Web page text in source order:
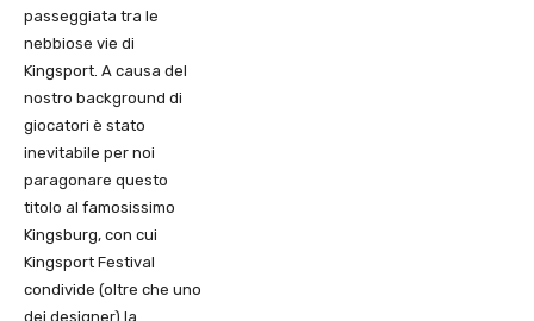
passeggiata tra le
nebbiose vie di
Kingsport. A causa del
nostro background di
giocatori è stato
inevitabile per noi
paragonare questo
titolo al famosissimo
Kingsburg, con cui
Kingsport Festival
condivide (oltre che uno
dei designer) la